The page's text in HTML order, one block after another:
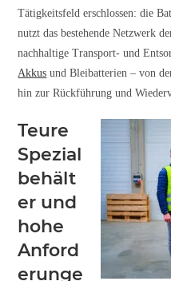
Tätigkeitsfeld erschlossen: die
nutzt das bestehende Netzwerk
nachhaltige Transport- und
Akkus und Bleibatterien – von
hin zur Rückführung und
Teure
Spezial
behält
er und
hohe
Anford
erunge